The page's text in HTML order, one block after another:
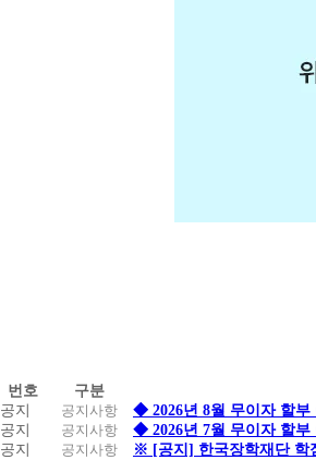
지
사
항
번호
구분
공지
공지사항
◆ 2026년 8월 무이자 할
공지
공지사항
◆ 2026년 7월 무이자 할
공지
공지사항
※ [공지] 한국장학재단 학